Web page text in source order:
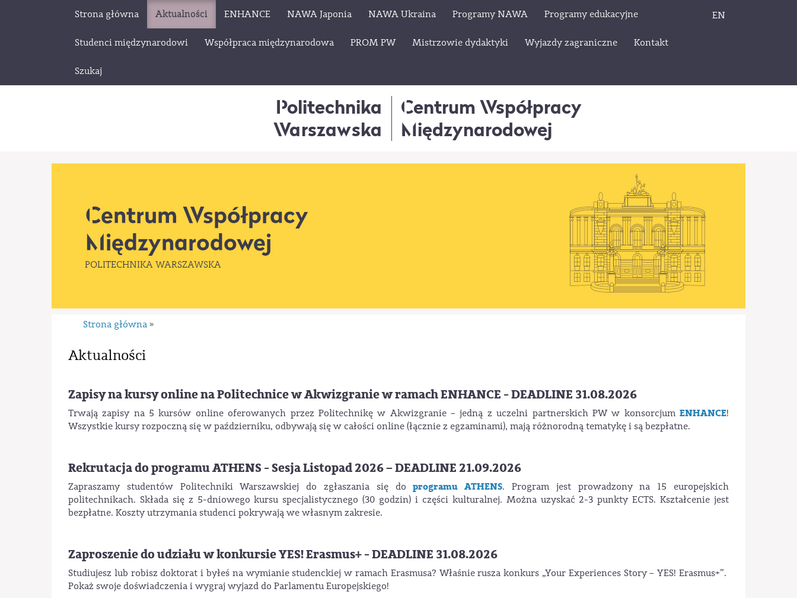
Strona główna Aktualności ENHANCE NAWA Japonia NAWA Ukraina Programy NAWA Programy edukacyjne
Studenci międzynarodowi Współpraca międzynarodowa PROM PW Mistrzowie dydaktyki Wyjazdy zagraniczne Kontakt
Szukaj
EN
Politechnika
Warszawska
Centrum Współpracy
Międzynarodowej
Strona główna »
Aktualności
Zapisy na kursy online na Politechnice w Akwizgranie w ramach ENHANCE - DEADLINE 31.08.2026
Trwają zapisy na 5 kursów online oferowanych przez Politechnikę w Akwizgranie – jedną z uczelni partnerskich PW w konsorcjum ENHANCE!
Wszystkie kursy rozpoczną się w październiku, odbywają się w całości online (łącznie z egzaminami), mają różnorodną tematykę i są bezpłatne.
Rekrutacja do programu ATHENS - Sesja Listopad 2026 – DEADLINE 21.09.2026
Zapraszamy studentów Politechniki Warszawskiej do zgłaszania się doprogramu ATHENS. Program jest prowadzony na 15 europejskich
politechnikach. Składa się z 5-dniowego kursu specjalistycznego (30 godzin) i części kulturalnej. Można uzyskać 2-3 punkty ECTS. Kształcenie jest
bezpłatne. Koszty utrzymania studenci pokrywają we własnym zakresie.
Zaproszenie do udziału w konkursie YES! Erasmus+ - DEADLINE 31.08.2026
Studiujesz lub robisz doktorat i byłeś na wymianie studenckiej w ramach Erasmusa? Właśnie rusza konkurs „Your Experiences Story – YES! Erasmus+”.
Pokaż swoje doświadczenia i wygraj wyjazd do Parlamentu Europejskiego!